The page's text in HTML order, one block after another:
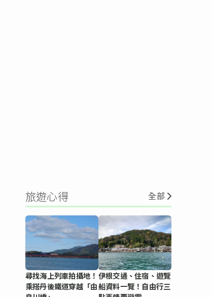
旅遊心得 全部
尋找海上列車拍攝地！
乘搭丹後鐵道穿越「由
伊根交通、住宿、遊覽
船資料一覽！自由行三